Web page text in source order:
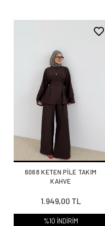
6068 KETEN PİLE TAKIM
KAHVE
1.949,00 TL
%10 İNDİRİM